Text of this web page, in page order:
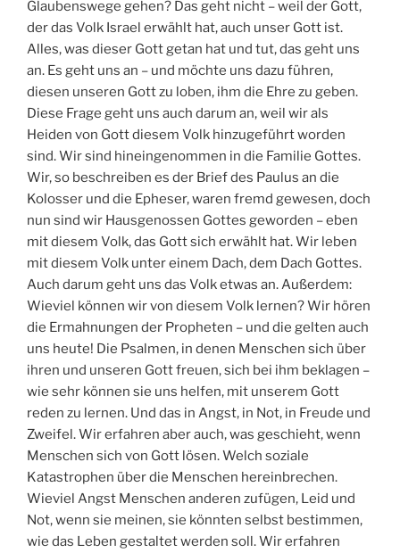
Glaubenswege gehen? Das geht nicht – weil der Gott,
der das Volk Israel erwählt hat, auch unser Gott ist.
Alles, was dieser Gott getan hat und tut, das geht uns
an. Es geht uns an – und möchte uns dazu führen,
diesen unseren Gott zu loben, ihm die Ehre zu geben.
Diese Frage geht uns auch darum an, weil wir als
Heiden von Gott diesem Volk hinzugeführt worden
sind. Wir sind hineingenommen in die Familie Gottes.
Wir, so beschreiben es der Brief des Paulus an die
Kolosser und die Epheser, waren fremd gewesen, doch
nun sind wir Hausgenossen Gottes geworden – eben
mit diesem Volk, das Gott sich erwählt hat. Wir leben
mit diesem Volk unter einem Dach, dem Dach Gottes.
Auch darum geht uns das Volk etwas an. Außerdem:
Wieviel können wir von diesem Volk lernen? Wir hören
die Ermahnungen der Propheten – und die gelten auch
uns heute! Die Psalmen, in denen Menschen sich über
ihren und unseren Gott freuen, sich bei ihm beklagen –
wie sehr können sie uns helfen, mit unserem Gott
reden zu lernen. Und das in Angst, in Not, in Freude und
Zweifel. Wir erfahren aber auch, was geschieht, wenn
Menschen sich von Gott lösen. Welch soziale
Katastrophen über die Menschen hereinbrechen.
Wieviel Angst Menschen anderen zufügen, Leid und
Not, wenn sie meinen, sie könnten selbst bestimmen,
wie das Leben gestaltet werden soll. Wir erfahren